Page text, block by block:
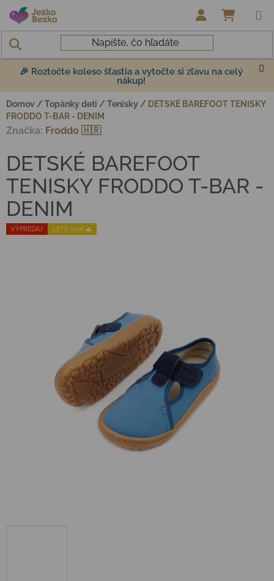
Prejsť na obsah
🎉 Roztočte koleso šťastia a vytočte si zľavu na celý
nákup!
Domov / Topánky deti / Tenisky / DETSKÉ BAREFOOT TENISKY
FRODDO T-BAR - DENIM
VÝPREDAJ LETO 2026 🌊
DETSKÉ BAREFOOT
TENISKY FRODDO T-BAR -
DENIM
Značka: Froddo 🇭🇷